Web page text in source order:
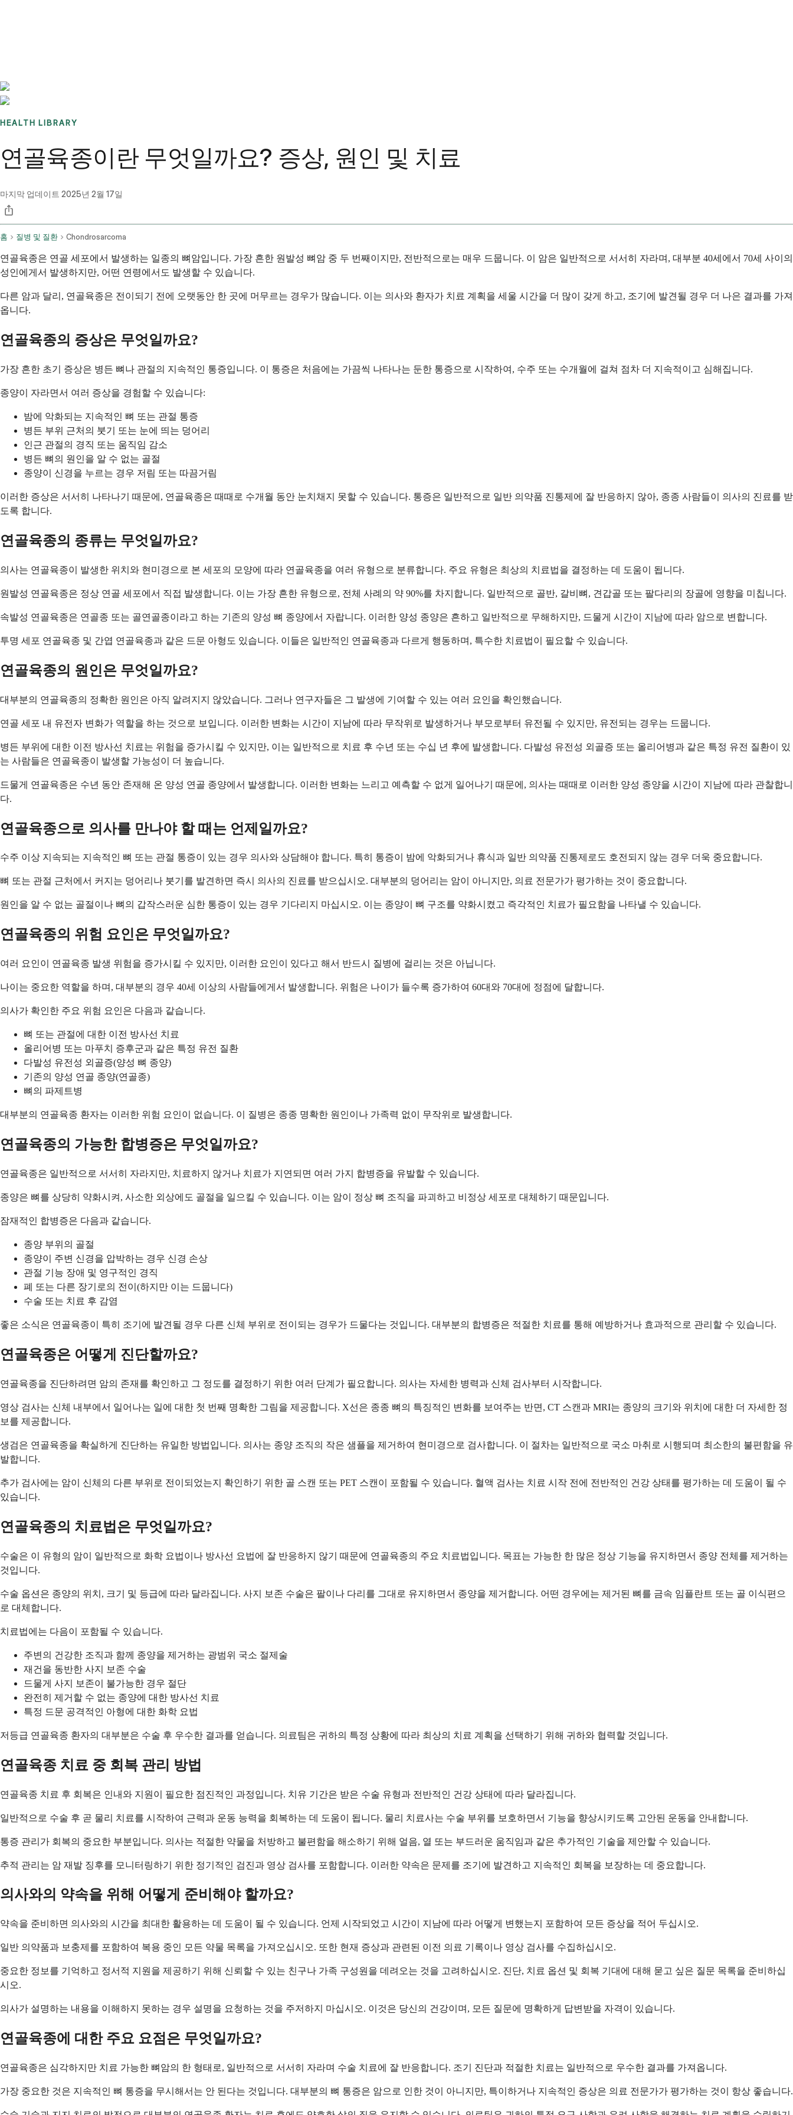
HEALTH LIBRARY
연골육종이란 무엇일까요? 증상, 원인 및 치료
마지막 업데이트 2025년 2월 17일
홈 질병 및 질환 Chondrosarcoma
연골육종은 연골 세포에서 발생하는 일종의 뼈암입니다. 가장 흔한 원발성 뼈암 중 두 번째이지만, 전반적으로는 매우 드뭅니다. 이 암은 일반적으로 서서히 자라며, 대부분 40세에서 70세 사이의
성인에게서 발생하지만, 어떤 연령에서도 발생할 수 있습니다.
다른 암과 달리, 연골육종은 전이되기 전에 오랫동안 한 곳에 머무르는 경우가 많습니다. 이는 의사와 환자가 치료 계획을 세울 시간을 더 많이 갖게 하고, 조기에 발견될 경우 더 나은 결과를 가져
옵니다.
연골육종의 증상은 무엇일까요?
가장 흔한 초기 증상은 병든 뼈나 관절의 지속적인 통증입니다. 이 통증은 처음에는 가끔씩 나타나는 둔한 통증으로 시작하여, 수주 또는 수개월에 걸쳐 점차 더 지속적이고 심해집니다.
종양이 자라면서 여러 증상을 경험할 수 있습니다:
밤에 악화되는 지속적인 뼈 또는 관절 통증
병든 부위 근처의 붓기 또는 눈에 띄는 덩어리
인근 관절의 경직 또는 움직임 감소
병든 뼈의 원인을 알 수 없는 골절
종양이 신경을 누르는 경우 저림 또는 따끔거림
이러한 증상은 서서히 나타나기 때문에, 연골육종은 때때로 수개월 동안 눈치채지 못할 수 있습니다. 통증은 일반적으로 일반 의약품 진통제에 잘 반응하지 않아, 종종 사람들이 의사의 진료를 받
도록 합니다.
연골육종의 종류는 무엇일까요?
의사는 연골육종이 발생한 위치와 현미경으로 본 세포의 모양에 따라 연골육종을 여러 유형으로 분류합니다. 주요 유형은 최상의 치료법을 결정하는 데 도움이 됩니다.
원발성 연골육종은 정상 연골 세포에서 직접 발생합니다. 이는 가장 흔한 유형으로, 전체 사례의 약 90%를 차지합니다. 일반적으로 골반, 갈비뼈, 견갑골 또는 팔다리의 장골에 영향을 미칩니다.
속발성 연골육종은 연골종 또는 골연골종이라고 하는 기존의 양성 뼈 종양에서 자랍니다. 이러한 양성 종양은 흔하고 일반적으로 무해하지만, 드물게 시간이 지남에 따라 암으로 변합니다.
투명 세포 연골육종 및 간엽 연골육종과 같은 드문 아형도 있습니다. 이들은 일반적인 연골육종과 다르게 행동하며, 특수한 치료법이 필요할 수 있습니다.
연골육종의 원인은 무엇일까요?
대부분의 연골육종의 정확한 원인은 아직 알려지지 않았습니다. 그러나 연구자들은 그 발생에 기여할 수 있는 여러 요인을 확인했습니다.
연골 세포 내 유전자 변화가 역할을 하는 것으로 보입니다. 이러한 변화는 시간이 지남에 따라 무작위로 발생하거나 부모로부터 유전될 수 있지만, 유전되는 경우는 드뭅니다.
병든 부위에 대한 이전 방사선 치료는 위험을 증가시킬 수 있지만, 이는 일반적으로 치료 후 수년 또는 수십 년 후에 발생합니다. 다발성 유전성 외골증 또는 올리어병과 같은 특정 유전 질환이 있
는 사람들은 연골육종이 발생할 가능성이 더 높습니다.
드물게 연골육종은 수년 동안 존재해 온 양성 연골 종양에서 발생합니다. 이러한 변화는 느리고 예측할 수 없게 일어나기 때문에, 의사는 때때로 이러한 양성 종양을 시간이 지남에 따라 관찰합니
다.
연골육종으로 의사를 만나야 할 때는 언제일까요?
수주 이상 지속되는 지속적인 뼈 또는 관절 통증이 있는 경우 의사와 상담해야 합니다. 특히 통증이 밤에 악화되거나 휴식과 일반 의약품 진통제로도 호전되지 않는 경우 더욱 중요합니다.
뼈 또는 관절 근처에서 커지는 덩어리나 붓기를 발견하면 즉시 의사의 진료를 받으십시오. 대부분의 덩어리는 암이 아니지만, 의료 전문가가 평가하는 것이 중요합니다.
원인을 알 수 없는 골절이나 뼈의 갑작스러운 심한 통증이 있는 경우 기다리지 마십시오. 이는 종양이 뼈 구조를 약화시켰고 즉각적인 치료가 필요함을 나타낼 수 있습니다.
연골육종의 위험 요인은 무엇일까요?
여러 요인이 연골육종 발생 위험을 증가시킬 수 있지만, 이러한 요인이 있다고 해서 반드시 질병에 걸리는 것은 아닙니다.
나이는 중요한 역할을 하며, 대부분의 경우 40세 이상의 사람들에게서 발생합니다. 위험은 나이가 들수록 증가하여 60대와 70대에 정점에 달합니다.
의사가 확인한 주요 위험 요인은 다음과 같습니다.
뼈 또는 관절에 대한 이전 방사선 치료
올리어병 또는 마푸치 증후군과 같은 특정 유전 질환
다발성 유전성 외골증(양성 뼈 종양)
기존의 양성 연골 종양(연골종)
뼈의 파제트병
대부분의 연골육종 환자는 이러한 위험 요인이 없습니다. 이 질병은 종종 명확한 원인이나 가족력 없이 무작위로 발생합니다.
연골육종의 가능한 합병증은 무엇일까요?
연골육종은 일반적으로 서서히 자라지만, 치료하지 않거나 치료가 지연되면 여러 가지 합병증을 유발할 수 있습니다.
종양은 뼈를 상당히 약화시켜, 사소한 외상에도 골절을 일으킬 수 있습니다. 이는 암이 정상 뼈 조직을 파괴하고 비정상 세포로 대체하기 때문입니다.
잠재적인 합병증은 다음과 같습니다.
종양 부위의 골절
종양이 주변 신경을 압박하는 경우 신경 손상
관절 기능 장애 및 영구적인 경직
폐 또는 다른 장기로의 전이(하지만 이는 드뭅니다)
수술 또는 치료 후 감염
좋은 소식은 연골육종이 특히 조기에 발견될 경우 다른 신체 부위로 전이되는 경우가 드물다는 것입니다. 대부분의 합병증은 적절한 치료를 통해 예방하거나 효과적으로 관리할 수 있습니다.
연골육종은 어떻게 진단할까요?
연골육종을 진단하려면 암의 존재를 확인하고 그 정도를 결정하기 위한 여러 단계가 필요합니다. 의사는 자세한 병력과 신체 검사부터 시작합니다.
영상 검사는 신체 내부에서 일어나는 일에 대한 첫 번째 명확한 그림을 제공합니다. X선은 종종 뼈의 특징적인 변화를 보여주는 반면, CT 스캔과 MRI는 종양의 크기와 위치에 대한 더 자세한 정
보를 제공합니다.
생검은 연골육종을 확실하게 진단하는 유일한 방법입니다. 의사는 종양 조직의 작은 샘플을 제거하여 현미경으로 검사합니다. 이 절차는 일반적으로 국소 마취로 시행되며 최소한의 불편함을 유
발합니다.
추가 검사에는 암이 신체의 다른 부위로 전이되었는지 확인하기 위한 골 스캔 또는 PET 스캔이 포함될 수 있습니다. 혈액 검사는 치료 시작 전에 전반적인 건강 상태를 평가하는 데 도움이 될 수
있습니다.
연골육종의 치료법은 무엇일까요?
수술은 이 유형의 암이 일반적으로 화학 요법이나 방사선 요법에 잘 반응하지 않기 때문에 연골육종의 주요 치료법입니다. 목표는 가능한 한 많은 정상 기능을 유지하면서 종양 전체를 제거하는
것입니다.
수술 옵션은 종양의 위치, 크기 및 등급에 따라 달라집니다. 사지 보존 수술은 팔이나 다리를 그대로 유지하면서 종양을 제거합니다. 어떤 경우에는 제거된 뼈를 금속 임플란트 또는 골 이식편으
로 대체합니다.
치료법에는 다음이 포함될 수 있습니다.
주변의 건강한 조직과 함께 종양을 제거하는 광범위 국소 절제술
재건을 동반한 사지 보존 수술
드물게 사지 보존이 불가능한 경우 절단
완전히 제거할 수 없는 종양에 대한 방사선 치료
특정 드문 공격적인 아형에 대한 화학 요법
저등급 연골육종 환자의 대부분은 수술 후 우수한 결과를 얻습니다. 의료팀은 귀하의 특정 상황에 따라 최상의 치료 계획을 선택하기 위해 귀하와 협력할 것입니다.
연골육종 치료 중 회복 관리 방법
연골육종 치료 후 회복은 인내와 지원이 필요한 점진적인 과정입니다. 치유 기간은 받은 수술 유형과 전반적인 건강 상태에 따라 달라집니다.
일반적으로 수술 후 곧 물리 치료를 시작하여 근력과 운동 능력을 회복하는 데 도움이 됩니다. 물리 치료사는 수술 부위를 보호하면서 기능을 향상시키도록 고안된 운동을 안내합니다.
통증 관리가 회복의 중요한 부분입니다. 의사는 적절한 약물을 처방하고 불편함을 해소하기 위해 얼음, 열 또는 부드러운 움직임과 같은 추가적인 기술을 제안할 수 있습니다.
추적 관리는 암 재발 징후를 모니터링하기 위한 정기적인 검진과 영상 검사를 포함합니다. 이러한 약속은 문제를 조기에 발견하고 지속적인 회복을 보장하는 데 중요합니다.
의사와의 약속을 위해 어떻게 준비해야 할까요?
약속을 준비하면 의사와의 시간을 최대한 활용하는 데 도움이 될 수 있습니다. 언제 시작되었고 시간이 지남에 따라 어떻게 변했는지 포함하여 모든 증상을 적어 두십시오.
일반 의약품과 보충제를 포함하여 복용 중인 모든 약물 목록을 가져오십시오. 또한 현재 증상과 관련된 이전 의료 기록이나 영상 검사를 수집하십시오.
중요한 정보를 기억하고 정서적 지원을 제공하기 위해 신뢰할 수 있는 친구나 가족 구성원을 데려오는 것을 고려하십시오. 진단, 치료 옵션 및 회복 기대에 대해 묻고 싶은 질문 목록을 준비하십
시오.
의사가 설명하는 내용을 이해하지 못하는 경우 설명을 요청하는 것을 주저하지 마십시오. 이것은 당신의 건강이며, 모든 질문에 명확하게 답변받을 자격이 있습니다.
연골육종에 대한 주요 요점은 무엇일까요?
연골육종은 심각하지만 치료 가능한 뼈암의 한 형태로, 일반적으로 서서히 자라며 수술 치료에 잘 반응합니다. 조기 진단과 적절한 치료는 일반적으로 우수한 결과를 가져옵니다.
가장 중요한 것은 지속적인 뼈 통증을 무시해서는 안 된다는 것입니다. 대부분의 뼈 통증은 암으로 인한 것이 아니지만, 특이하거나 지속적인 증상은 의료 전문가가 평가하는 것이 항상 좋습니다.